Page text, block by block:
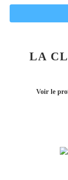
LA
Voir le